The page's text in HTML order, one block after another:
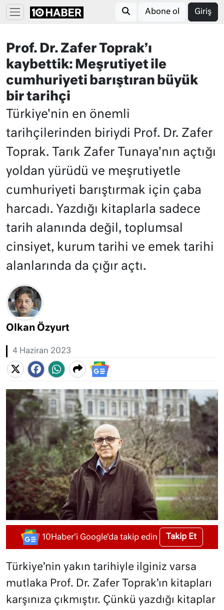
Abone ol Giriş
Prof. Dr. Zafer Toprak’ı
kaybettik: Meşrutiyet ile
cumhuriyeti barıştıran büyük
bir tarihçi
Türkiye'nin en önemli
tarihçilerinden biriydi Prof. Dr. Zafer
Toprak. Tarık Zafer Tunaya'nın açtığı
yoldan yürüdü ve meşrutiyetle
cumhuriyeti barıştırmak için çaba
harcadı. Yazdığı kitaplarla sadece
tarih alanında değil, toplumsal
cinsiyet, kurum tarihi ve emek tarihi
alanlarında da çığır açtı.
Olkan Özyurt
4 Haziran 2023
10Haber'i Google'da takip edin Takip Et
Türkiye’nin yakın tarihiyle ilginiz varsa
mutlaka Prof. Dr. Zafer Toprak’ın kitapları
karşınıza çıkmıştır. Çünkü yazdığı kitaplar